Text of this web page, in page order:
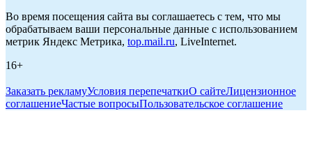
Во время посещения сайта вы соглашаетесь с тем, что мы
обрабатываем ваши персональные данные с использованием
метрик Яндекс Метрика, top.mail.ru, LiveInternet.
16+
Заказать рекламуУсловия перепечаткиО сайтеЛицензионное
соглашениеЧастые вопросыПользовательское соглашение